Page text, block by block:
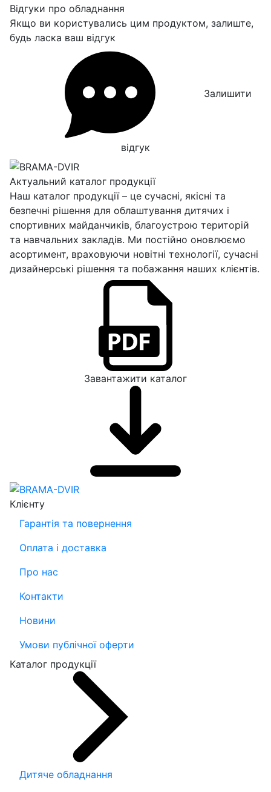
Відгуки про обладнання
Якщо ви користувались цим продуктом, залиште,
будь ласка ваш відгук
відгук
Актуальний каталог продукції
Наш каталог продукції – це сучасні, якісні та
безпечні рішення для облаштування дитячих і
спортивних майданчиків, благоустрою територій
та навчальних закладів. Ми постійно оновлюємо
асортимент, враховуючи новітні технології, сучасні
дизайнерські рішення та побажання наших клієнтів.
Завантажити каталог
Клієнту
Гарантія та повернення
Оплата і доставка
Про нас
Контакти
Новини
Умови публічної оферти
Каталог продукції
Дитяче обладнання